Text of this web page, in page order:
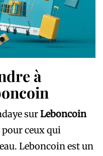
à
surLeboncoin
ceux qui
Leboncoin est un